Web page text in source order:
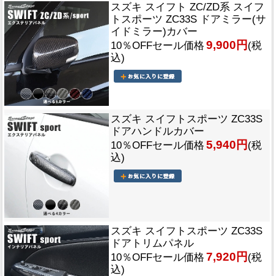
スズキ スイフト ZC/ZD系 スイフ
トスポーツ ZC33S ドアミラー(サ
イドミラー)カバー
10％OFFセール価格 9,900円 (税
込)
スズキ スイフトスポーツ ZC33S
ドアハンドルカバー
10％OFFセール価格 5,940円 (税
込)
スズキ スイフトスポーツ ZC33S
ドアトリムパネル
10％OFFセール価格 7,920円 (税
込)